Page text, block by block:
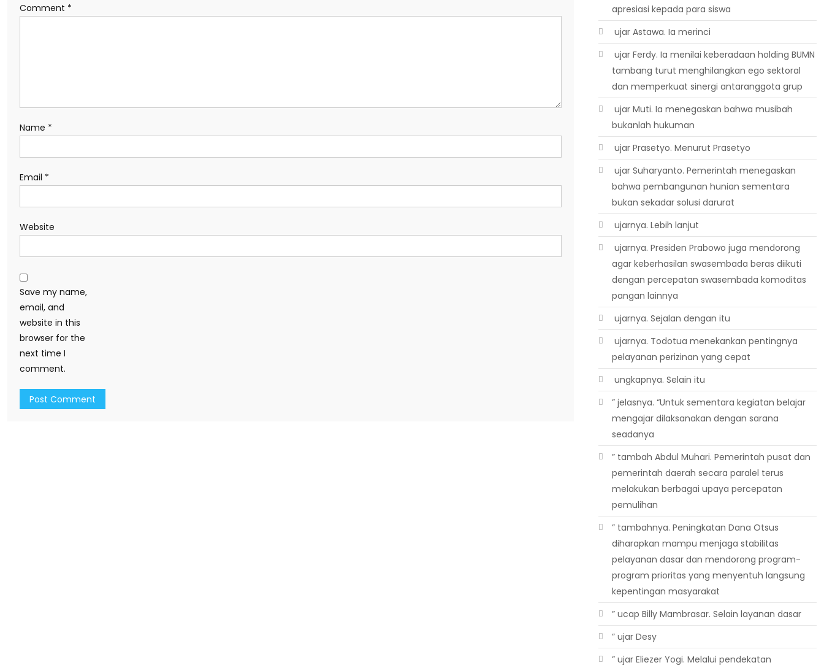
Comment *
Name *
Email *
Website
Save my name,
email, and
website in this
browser for the
next time I
comment.
apresiasi kepada para siswa
 ujar Astawa. Ia merinci
 ujar Ferdy. Ia menilai keberadaan holding BUMN
tambang turut menghilangkan ego sektoral
dan memperkuat sinergi antaranggota grup
 ujar Muti. Ia menegaskan bahwa musibah
bukanlah hukuman
 ujar Prasetyo. Menurut Prasetyo
 ujar Suharyanto. Pemerintah menegaskan
bahwa pembangunan hunian sementara
bukan sekadar solusi darurat
 ujarnya. Lebih lanjut
 ujarnya. Presiden Prabowo juga mendorong
agar keberhasilan swasembada beras diikuti
dengan percepatan swasembada komoditas
pangan lainnya
 ujarnya. Sejalan dengan itu
 ujarnya. Todotua menekankan pentingnya
pelayanan perizinan yang cepat
 ungkapnya. Selain itu
” jelasnya. “Untuk sementara kegiatan belajar
mengajar dilaksanakan dengan sarana
seadanya
” tambah Abdul Muhari. Pemerintah pusat dan
pemerintah daerah secara paralel terus
melakukan berbagai upaya percepatan
pemulihan
” tambahnya. Peningkatan Dana Otsus
diharapkan mampu menjaga stabilitas
pelayanan dasar dan mendorong program-
program prioritas yang menyentuh langsung
kepentingan masyarakat
” ucap Billy Mambrasar. Selain layanan dasar
” ujar Desy
” ujar Eliezer Yogi. Melalui pendekatan